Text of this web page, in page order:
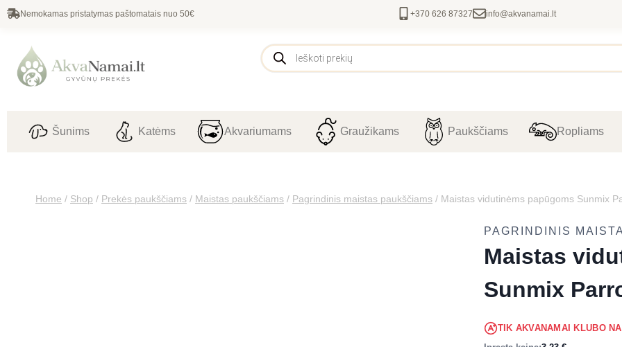
Nemokamas pristatymas paštomatais nuo 50€ +370 626 87327 info@akvanamai.lt
Šunims Katėms Akvariumams Graužikams Paukščiams Ropliams
Home / Shop / Prekės paukščiams / Maistas paukščiams / Pagrindinis maistas paukščiams / Maistas vidutinėms papūgoms Sunmix
PAGRINDINIS
Maistas
Sunmix
TIK AKVANAMAI KLUBO